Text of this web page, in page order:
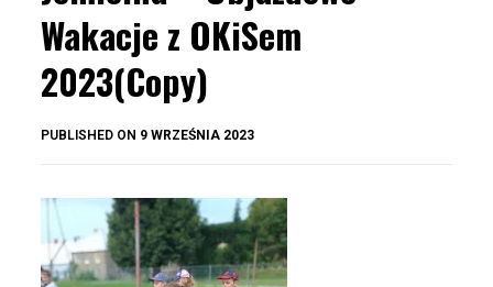
Wakacje z OKiSem
2023(Copy)
PUBLISHED ON 9 WRZEŚNIA 2023